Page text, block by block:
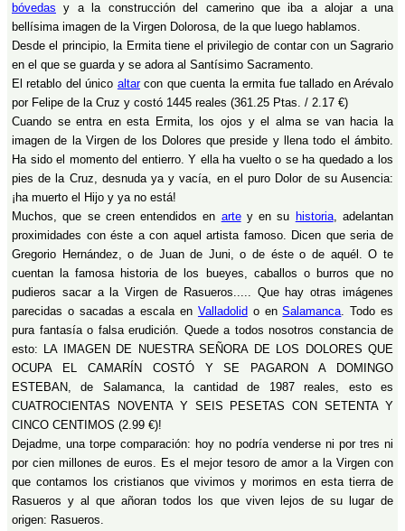
bóvedas y a la construcción del camerino que iba a alojar a una
bellísima imagen de la Virgen Dolorosa, de la que luego hablamos.
Desde el principio, la Ermita tiene el privilegio de contar con un Sagrario
en el que se guarda y se adora al Santísimo Sacramento.
El retablo del único altarcon que cuenta la ermita fue tallado en Arévalo
por Felipe de la Cruz y costó 1445 reales (361.25 Ptas. / 2.17 €)
Cuando se entra en esta Ermita, los ojos y el alma se van hacia la
imagen de la Virgen de los Dolores que preside y llena todo el ámbito.
Ha sido el momento del entierro. Y ella ha vuelto o se ha quedado a los
pies de la Cruz, desnuda ya y vacía, en el puro Dolor de su Ausencia:
¡ha muerto el Hijo y ya no está!
Muchos, que se creen entendidos en artey en su historia, adelantan
proximidades con éste a con aquel artista famoso. Dicen que seria de
Gregorio Hernández, o de Juan de Juni, o de éste o de aquél. O te
cuentan la famosa historia de los bueyes, caballos o burros que no
pudieros sacar a la Virgen de Rasueros..... Que hay otras imágenes
parecidas o sacadas a escala en Valladolid o enSalamanca. Todo es
pura fantasía o falsa erudición. Quede a todos nosotros constancia de
esto: LA IMAGEN DE NUESTRA SEÑORA DE LOS DOLORES QUE
OCUPA EL CAMARÍN COSTÓ Y SE PAGARON A DOMINGO
ESTEBAN, de Salamanca, la cantidad de 1987 reales, esto es
CUATROCIENTAS NOVENTA Y SEIS PESETAS CON SETENTA Y
CINCO CENTIMOS (2.99 €)!
Dejadme, una torpe comparación: hoy no podría venderse ni por tres ni
por cien millones de euros. Es el mejor tesoro de amor a la Virgen con
que contamos los cristianos que vivimos y morimos en esta tierra de
Rasueros y al que añoran todos los que viven lejos de su lugar de
origen: Rasueros.